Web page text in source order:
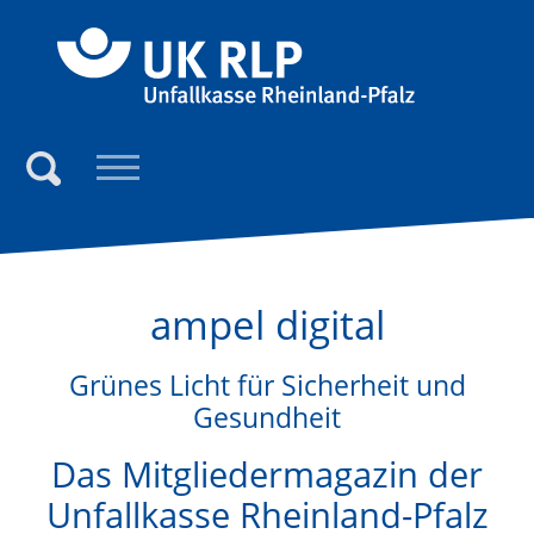
Suchen
ampel digital
Grünes Licht für Sicherheit und
Gesundheit
Das Mitgliedermagazin der
Unfallkasse Rheinland-Pfalz